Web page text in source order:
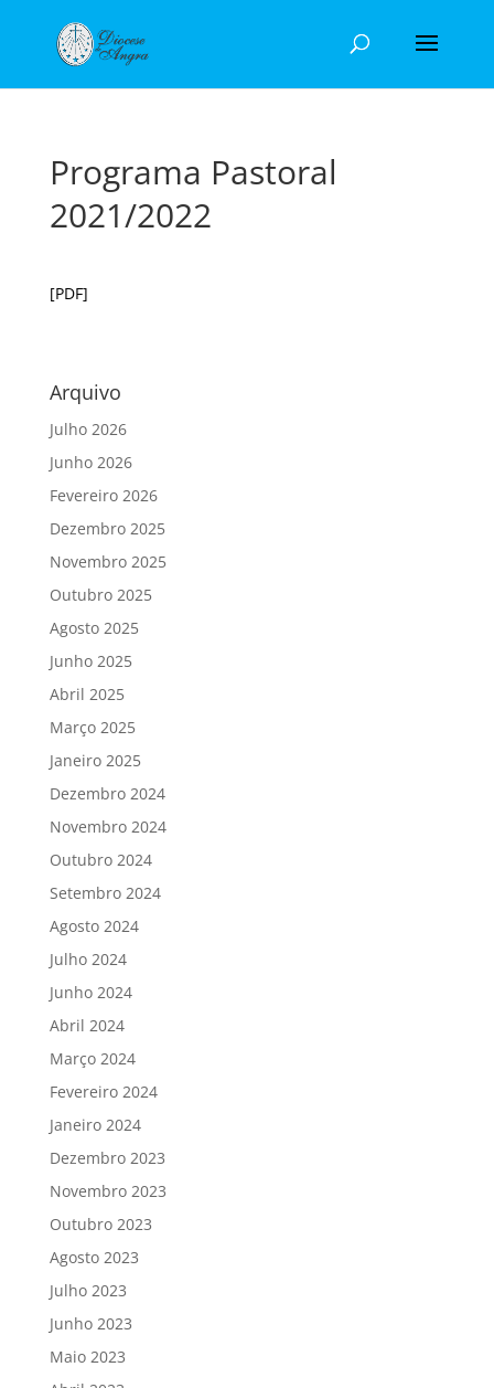
Programa Pastoral
2021/2022
[PDF]
Arquivo
Julho 2026
Junho 2026
Fevereiro 2026
Dezembro 2025
Novembro 2025
Outubro 2025
Agosto 2025
Junho 2025
Abril 2025
Março 2025
Janeiro 2025
Dezembro 2024
Novembro 2024
Outubro 2024
Setembro 2024
Agosto 2024
Julho 2024
Junho 2024
Abril 2024
Março 2024
Fevereiro 2024
Janeiro 2024
Dezembro 2023
Novembro 2023
Outubro 2023
Agosto 2023
Julho 2023
Junho 2023
Maio 2023